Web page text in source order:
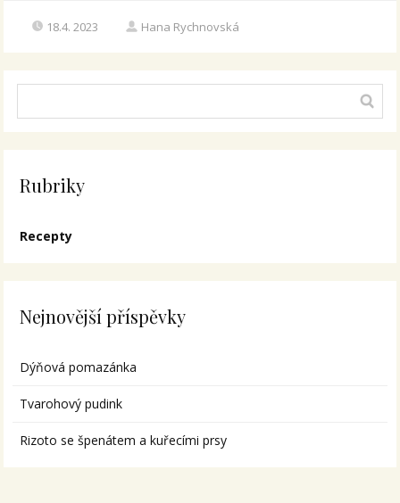
18.4. 2023 Hana Rychnovská
Rubriky
Recepty
Nejnovější příspěvky
Dýňová pomazánka
Tvarohový pudink
Rizoto se špenátem a kuřecími prsy